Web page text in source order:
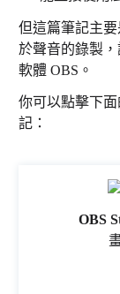
但這篇筆記主要
於聲音的錄製
軟體 OBS。
你可以點擊下
記：
OBS